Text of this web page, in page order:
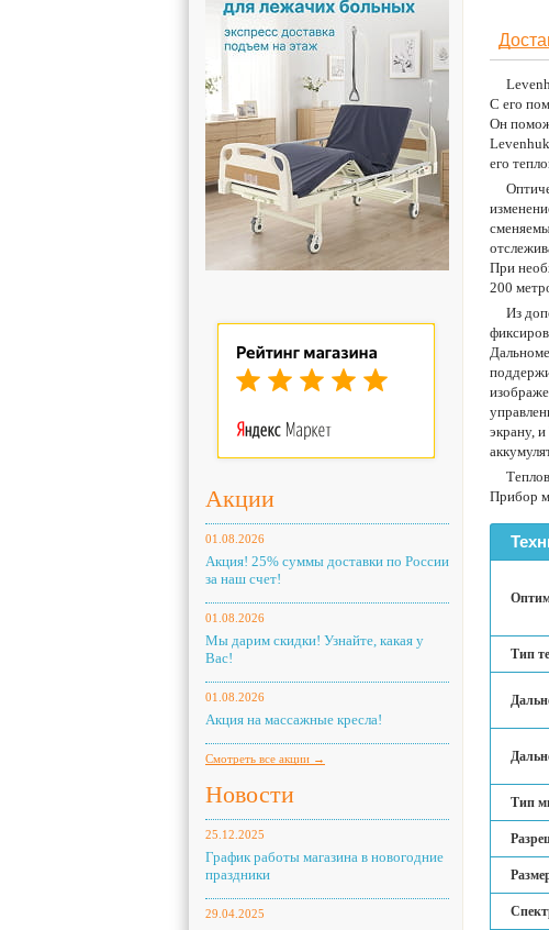
Акции
01.08.2026
Акция! 25% суммы доставки по России
за наш счет!
01.08.2026
Мы дарим скидки! Узнайте, какая у
Вас!
01.08.2026
Акция на массажные кресла!
Смотреть все акции →
Новости
25.12.2025
График работы магазина в новогодние
праздники
29.04.2025
С его
Он
его
При
200
Из
экрану,
Прибор
Тип
Тип